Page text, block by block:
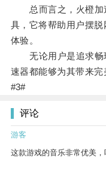
总而言之，火橙加
具，它将帮助用户摆
体验。
无论用户是追求畅
速器都能够为其带来完
#3#
评论
游客
这款游戏的音乐非常优美，